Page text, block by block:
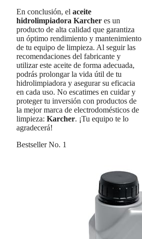
En conclusión, el aceite
hidrolimpiadora Karcher es un
producto de alta calidad que garantiza
un óptimo rendimiento y mantenimiento
de tu equipo de limpieza. Al seguir las
recomendaciones del fabricante y
utilizar este aceite de forma adecuada,
podrás prolongar la vida útil de tu
hidrolimpiadora y asegurar su eficacia
en cada uso. No escatimes en cuidar y
proteger tu inversión con productos de
la mejor marca de electrodomésticos de
limpieza: Karcher. ¡Tu equipo te lo
agradecerá!
Bestseller No. 1